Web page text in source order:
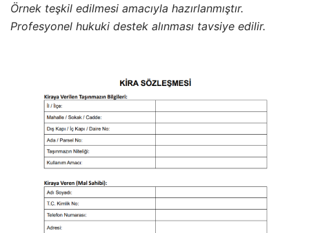
Örnek teşkil edilmesi amacıyla hazırlanmıştır.
Profesyonel hukuki destek alınması tavsiye edilir.